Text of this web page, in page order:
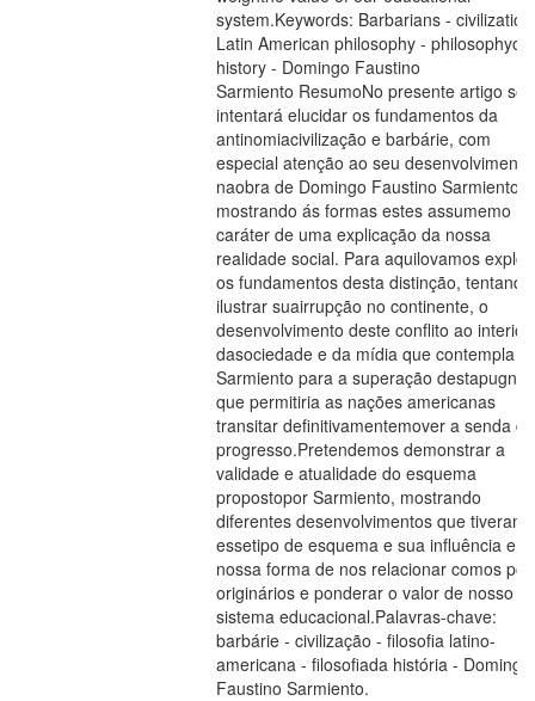
system.Keywords: Barbarians -
Latin American philosophy - philosophyof
history - Domingo Faustino
Sarmiento ResumoNo presente artigo se
intentará elucidar os fundamentos da
antinomiacivilização e barbárie, com
especial atenção ao seu desenvolvimento
naobra de Domingo Faustino Sarmiento,
mostrando ás formas estes assumemo
caráter de uma explicação da nossa
realidade social. Para aquilovamos
os fundamentos desta distinção, tentando
ilustrar suairrupção no continente, o
desenvolvimento deste conflito ao interior
dasociedade e da mí­dia que contempla
Sarmiento para a superação destapugna,
que permitiria as nações americanas
transitar definitivamentemover a senda do
progresso.Pretendemos demonstrar a
validade e atualidade do esquema
propostopor Sarmiento, mostrando
diferentes desenvolvimentos que tiveram
essetipo de esquema e sua influência em
nossa forma de nos relacionar comos
originários e ponderar o valor de nosso
sistema educacional.Palavras-chave:
barbárie - civilização - filosofia latino-
americana - filosofiada história - Domingo
Faustino Sarmiento.